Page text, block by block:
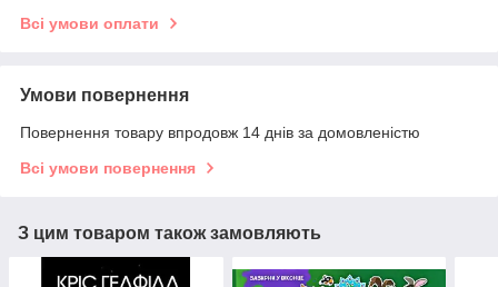
Всі умови оплати
Умови повернення
Повернення товару впродовж 14 днів за домовленістю
Всі умови повернення
З цим товаром також замовляють